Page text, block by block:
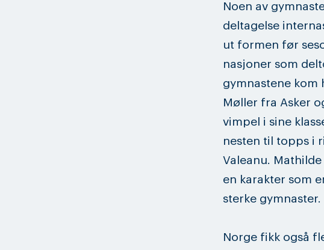
Noen av
deltagelse
ut formen før
nasjoner som
gymnastene kom
Møller fra Asker
vimpel i sine
nesten til topps i
Valeanu.
en karakter som
sterke gymnaster.
Norge fikk også